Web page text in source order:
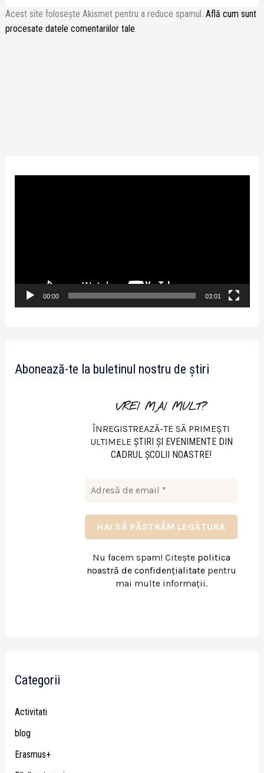
Acest site folosește Akismet pentru a reduce spamul. Află cum sunt
procesate datele comentariilor tale
o
00:00 03:01
Abonează-te la buletinul nostru de știri
VREI MAI MULT?
ÎNREGISTREAZĂ-TE SĂ PRIMEȘTI
ULTIMELE ŞTIRI ŞI EVENIMENTE DIN
CADRUL ŞCOLII NOASTRE!
Nu facem spam! Citește politica
noastră de confidențialitatepentru
mai multe informații.
Categorii
Activitati
blog
Erasmus+